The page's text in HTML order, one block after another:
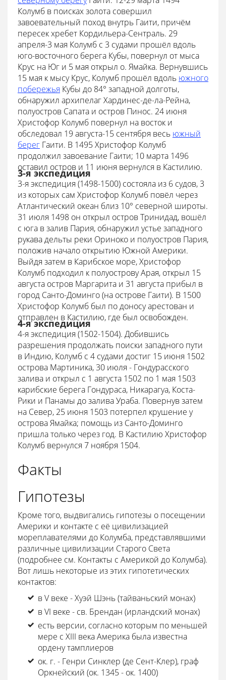
Колумб в поисках золота совершил
завоевательный поход внутрь Гаити, причём
пересек хребет Кордильера-Сентраль. 29
апреля-3 мая Колумб с 3 судами прошёл вдоль
юго-восточного берега Кубы, повернул от мыса
Крус на Юг и 5 мая открыл о. Ямайка. Вернувшись
15 мая к мысу Крус, Колумб прошёл вдоль южного
побережья Кубы до 84° западной долготы,
обнаружил архипелаг Хардинес-де-ла-Рейна,
полуостров Сапата и остров Пинос. 24 июня
Христофор Колумб повернул на восток и
обследовал 19 августа-15 сентября весь южный
берег Гаити. В 1495 Христофор Колумб
продолжил завоевание Гаити; 10 марта 1496
оставил остров и 11 июня вернулся в Кастилию.
3-я экспедиция
3-я экспедиция (1498-1500) состояла из 6 судов, 3
из которых сам Христофор Колумб повёл через
Атлантический океан близ 10° северной широты.
31 июля 1498 он открыл остров Тринидад, вошёл
с юга в залив Пария, обнаружил устье западного
рукава дельты реки Ориноко и полуостров Пария,
положив начало открытию Южной Америки.
Выйдя затем в Карибское море, Христофор
Колумб подходил к полуострову Арая, открыл 15
августа остров Маргарита и 31 августа прибыл в
город Санто-Доминго (на острове Гаити). В 1500
Христофор Колумб был по доносу арестован и
отправлен в Кастилию, где был освобожден.
4-я экспедиция
4-я экспедиция (1502-1504). Добившись
разрешения продолжать поиски западного пути
в Индию, Колумб с 4 судами достиг 15 июня 1502
острова Мартиника, 30 июля - Гондурасского
залива и открыл с 1 августа 1502 по 1 мая 1503
карибские берега Гондураса, Никарагуа, Коста-
Рики и Панамы до залива Ураба. Повернув затем
на Север, 25 июня 1503 потерпел крушение у
острова Ямайка; помощь из Санто-Доминго
пришла только через год. В Кастилию Христофор
Колумб вернулся 7 ноября 1504.
Факты
Гипотезы
Кроме того, выдвигались гипотезы о посещении
Америки и контакте с её цивилизацией
мореплавателями до Колумба, представлявшими
различные цивилизации Старого Света
(подробнее см. Контакты с Америкой до Колумба).
Вот лишь некоторые из этих гипотетических
контактов:
в V веке - Хуэй Шэнь (тайваньский монах)
в VI веке - св. Брендан (ирландский монах)
есть версии, согласно которым по меньшей
мере с XIII века Америка была известна
ордену тамплиеров
ок. г. - Генри Синклер (де Сент-Клер), граф
Оркнейский (ок. 1345 - ок. 1400)